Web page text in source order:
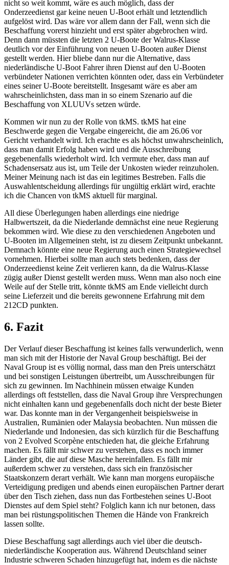
nicht so weit kommt, wäre es auch möglich, dass der
Onderzeedienst gar keine neuen U-Boot erhält und letztendlich
aufgelöst wird. Das wäre vor allem dann der Fall, wenn sich die
Beschaffung vorerst hinzieht und erst später abgebrochen wird.
Denn dann müssten die letzten 2 U-Boote der Walrus-Klasse
deutlich vor der Einführung von neuen U-Booten außer Dienst
gestellt werden. Hier bliebe dann nur die Alternative, dass
niederländische U-Boot Fahrer ihren Dienst auf den U-Booten
verbündeter Nationen verrichten könnten oder, dass ein Verbündeter
eines seiner U-Boote bereitstellt. Insgesamt wäre es aber am
wahrscheinlichsten, dass man in so einem Szenario auf die
Beschaffung von XLUUVs setzen würde.
Kommen wir nun zu der Rolle von tkMS. tkMS hat eine
Beschwerde gegen die Vergabe eingereicht, die am 26.06 vor
Gericht verhandelt wird. Ich erachte es als höchst unwahrscheinlich,
dass man damit Erfolg haben wird und die Ausschreibung
gegebenenfalls wiederholt wird. Ich vermute eher, dass man auf
Schadensersatz aus ist, um Teile der Unkosten wieder reinzuholen.
Meiner Meinung nach ist das ein legitimes Bestreben. Falls die
Auswahlentscheidung allerdings für ungültig erklärt wird, erachte
ich die Chancen von tkMS aktuell für marginal.
All diese Überlegungen haben allerdings eine niedrige
Halbwertszeit, da die Niederlande demnächst eine neue Regierung
bekommen wird. Wie diese zu den verschiedenen Angeboten und
U-Booten im Allgemeinen steht, ist zu diesem Zeitpunkt unbekannt.
Demnach könnte eine neue Regierung auch einen Strategiewechsel
vornehmen. Hierbei sollte man auch stets bedenken, dass der
Onderzeedienst keine Zeit verlieren kann, da die Walrus-Klasse
zügig außer Dienst gestellt werden muss. Wenn man also noch eine
Weile auf der Stelle tritt, könnte tkMS am Ende vielleicht durch
seine Lieferzeit und die bereits gewonnene Erfahrung mit dem
212CD punkten.
6. Fazit
Der Verlauf dieser Beschaffung ist keines falls verwunderlich, wenn
man sich mit der Historie der Naval Group beschäftigt. Bei der
Naval Group ist es völlig normal, dass man den Preis unterschätzt
und bei sonstigen Leistungen übertreibt, um Ausschreibungen für
sich zu gewinnen. Im Nachhinein müssen etwaige Kunden
allerdings oft feststellen, dass die Naval Group ihre Versprechungen
nicht einhalten kann und gegebenenfalls doch nicht der beste Bieter
war. Das konnte man in der Vergangenheit beispielsweise in
Australien, Rumänien oder Malaysia beobachten. Nun müssen die
Niederlande und Indonesien, das sich kürzlich für die Beschaffung
von 2 Evolved Scorpène entschieden hat, die gleiche Erfahrung
machen. Es fällt mir schwer zu verstehen, dass es noch immer
Länder gibt, die auf diese Masche hereinfallen. Es fällt mir
außerdem schwer zu verstehen, dass sich ein französischer
Staatskonzern derart verhält. Wie kann man morgens europäische
Verteidigung predigen und abends einen europäischen Partner derart
über den Tisch ziehen, dass nun das Fortbestehen seines U-Boot
Dienstes auf dem Spiel steht? Folglich kann ich nur betonen, dass
man bei rüstungspolitischen Themen die Hände von Frankreich
lassen sollte.
Diese Beschaffung sagt allerdings auch viel über die deutsch-
niederländische Kooperation aus. Während Deutschland seiner
Industrie schweren Schaden hinzugefügt hat, indem es die nächste